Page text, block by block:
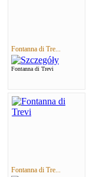
Fontanna di Tre...
Fontanna di Trevi
Fontanna di Tre...